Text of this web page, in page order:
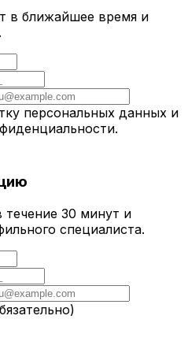
в ближайшее время и
персональных данных и
.
течение 30 минут и
специалиста.